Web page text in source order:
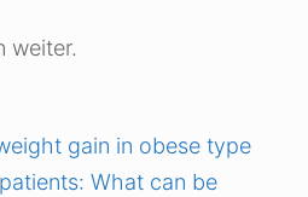
weiter.
gain in obese type
What can be